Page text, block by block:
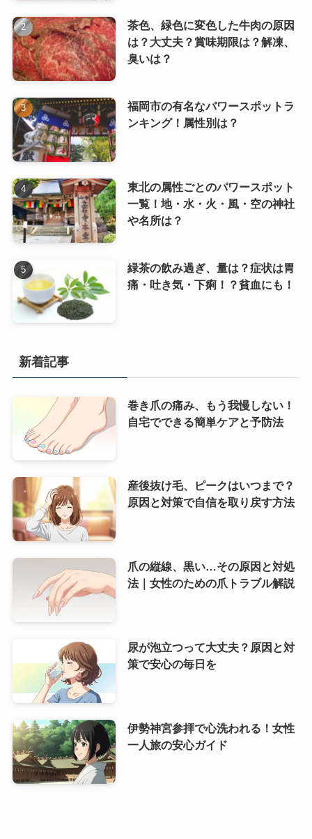
茶色、緑色に変色した牛肉の原因
は？大丈夫？賞味期限は？解凍、
臭いは？
福岡市の有名なパワースポットラ
ンキング！属性別は？
東北の属性ごとのパワースポット
一覧！地・水・火・風・空の神社
や名所は？
緑茶の飲み過ぎ、量は？症状は胃
痛・吐き気・下痢！？貧血にも！
新着記事
巻き爪の痛み、もう我慢しない！
自宅でできる簡単ケアと予防法
産後抜け毛、ピークはいつまで？
原因と対策で自信を取り戻す方法
爪の縦線、黒い…その原因と対処
法｜女性のための爪トラブル解説
尿が泡立つって大丈夫？原因と対
策で安心の毎日を
伊勢神宮参拝で心洗われる！女性
一人旅の安心ガイド